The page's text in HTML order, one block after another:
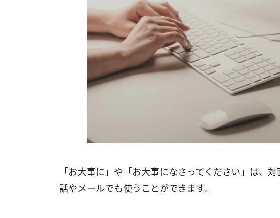
「お大事に」や「お大事になさってください」は、
話やメールでも使うことができます。